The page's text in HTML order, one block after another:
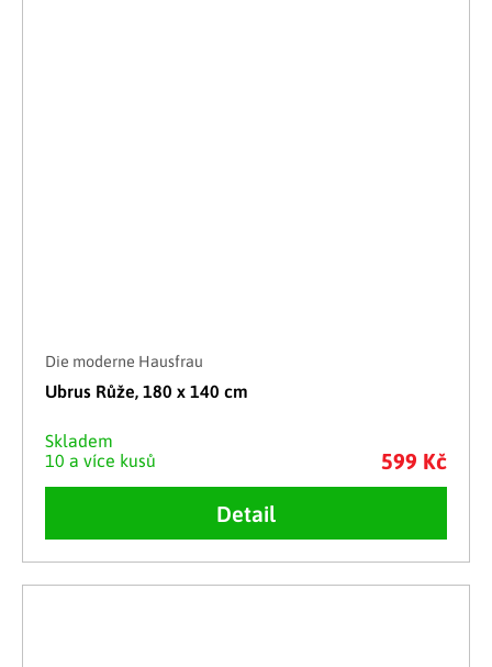
Die moderne Hausfrau
Ubrus Růže, 180 x 140 cm
Skladem
10 a více kusů
599 Kč
Detail